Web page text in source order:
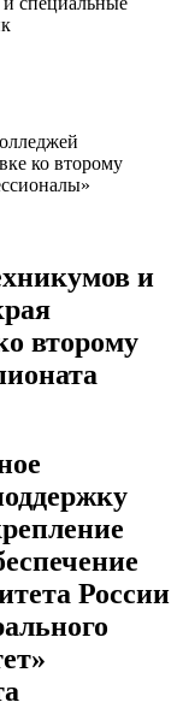
и
второму
России